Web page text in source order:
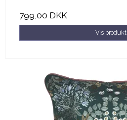
799,00 DKK
Vis produkt